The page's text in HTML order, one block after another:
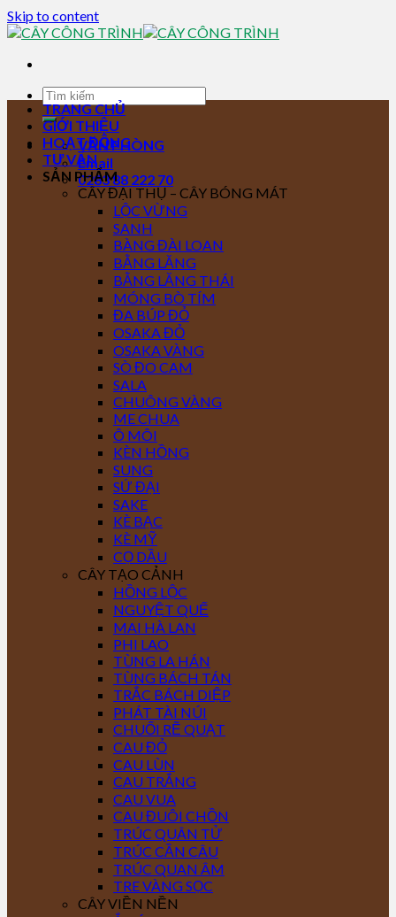
Skip to content
VĂN PHÒNG
Email
0283 88 222 70
TRANG CHỦ
GIỚI THIỆU
HOẠT ĐỘNG
TƯ VẤN
SẢN PHẨM
CÂY ĐẠI THỤ – CÂY BÓNG MÁT
LỘC VỪNG
SANH
BÀNG ĐÀI LOAN
BẰNG LĂNG
BẰNG LĂNG THÁI
MÓNG BÒ TÍM
ĐA BÚP ĐỎ
OSAKA ĐỎ
OSAKA VÀNG
SÒ ĐO CAM
SALA
CHUÔNG VÀNG
ME CHUA
Ô MÔI
KÈN HỒNG
SUNG
SỨ ĐẠI
SAKE
KÈ BẠC
KÈ MỸ
CỌ DẦU
CÂY TẠO CẢNH
HỒNG LỘC
NGUYỆT QUẾ
MAI HÀ LAN
PHI LAO
TÙNG LA HÁN
TÙNG BÁCH TÁN
TRẮC BÁCH DIỆP
PHÁT TÀI NÚI
CHUỐI RẼ QUẠT
CAU ĐỎ
CAU LÙN
CAU TRẮNG
CAU VUA
CAU ĐUÔI CHỒN
TRÚC QUÂN TỬ
TRÚC CẦN CÂU
TRÚC QUAN ÂM
TRE VÀNG SỌC
CÂY VIỀN NỀN